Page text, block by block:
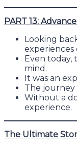
PART 13:
Looking
experiences
Even today,
mind.
It was an
The journey
Without a
experience.
The Ultimate